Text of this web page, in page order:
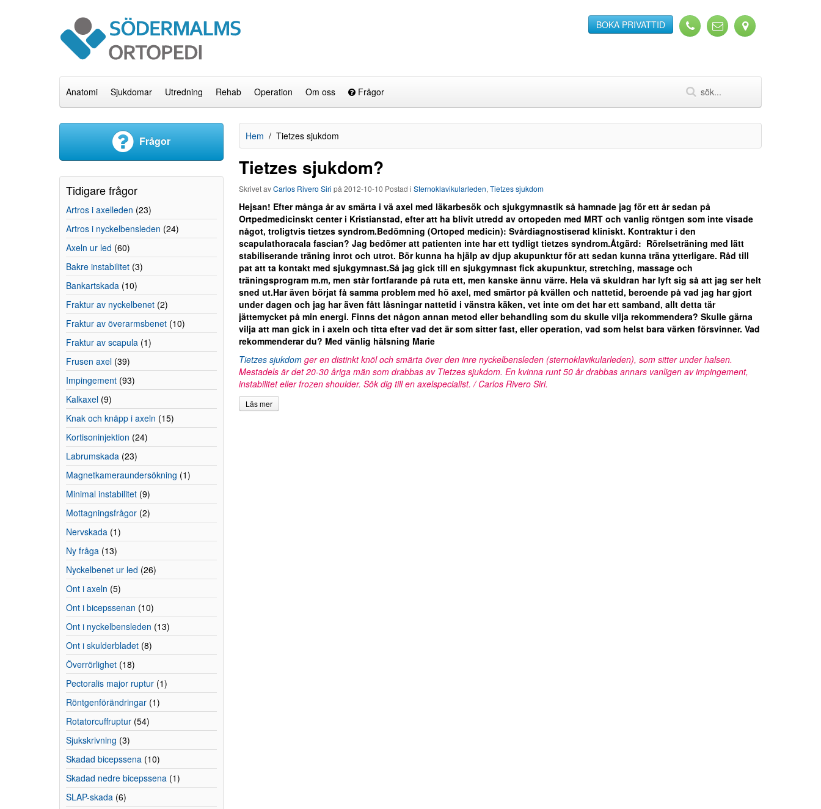
BOKA PRIVATTID
Anatomi Sjukdomar Utredning Rehab Operation Om oss Frågor
Hem Tietzes sjukdom
Tietzes sjukdom?
Skrivet avCarlos Rivero Siri på 2012-10-10 Postad i Sternoklavikularleden, Tietzes sjukdom
Hejsan! Efter många år av smärta i vä axel med läkarbesök och sjukgymnastik så hamnade jag för ett år sedan på
Ortpedmedicinskt center i Kristianstad, efter att ha blivit utredd av ortopeden med MRT och vanlig röntgen som inte visade
något, troligtvis tietzes syndrom.Bedömning (Ortoped medicin): Svårdiagnostiserad kliniskt. Kontraktur i den
scapulathoracala fascian? Jag bedömer att patienten inte har ett tydligt tietzes syndrom.Åtgärd: Rörelseträning med lätt
stabiliserande träning inrot och utrot. Bör kunna ha hjälp av djup akupunktur för att sedan kunna träna ytterligare. Råd till
pat att ta kontakt med sjukgymnast.Så jag gick till en sjukgymnast fick akupunktur, stretching, massage och
träningsprogram m.m, men står fortfarande på ruta ett, men kanske ännu värre. Hela vä skuldran har lyft sig så att jag ser helt
sned ut.Har även börjat få samma problem med hö axel, med smärtor på kvällen och nattetid, beroende på vad jag har gjort
under dagen och jag har även fått låsningar nattetid i vänstra käken, vet inte om det har ett samband, allt detta tär
jättemycket på min energi. Finns det någon annan metod eller behandling som du skulle vilja rekommendera? Skulle gärna
vilja att man gick in i axeln och titta efter vad det är som sitter fast, eller operation, vad som helst bara värken försvinner. Vad
rekommenderar du? Med vänlig hälsning Marie
Tietzes sjukdomger en distinkt knöl och smärta över den inre nyckelbensleden (sternoklavikularleden), som sitter under halsen.
Mestadels är det 20-30 åriga män som drabbas av Tietzes sjukdom. En kvinna runt 50 år drabbas annars vanligen av impingement,
instabilitet eller frozen shoulder. Sök dig till en axelspecialist. / Carlos Rivero Siri.
Läs mer
Frågor
Tidigare frågor
Artros i axelleden (23)
Artros i nyckelbensleden (24)
Axeln ur led (60)
Bakre instabilitet (3)
Bankartskada (10)
Fraktur av nyckelbenet (2)
Fraktur av överarmsbenet (10)
Fraktur av scapula (1)
Frusen axel (39)
Impingement (93)
Kalkaxel (9)
Knak och knäpp i axeln (15)
Kortisoninjektion (24)
Labrumskada (23)
Magnetkameraundersökning (1)
Minimal instabilitet (9)
Mottagningsfrågor (2)
Nervskada (1)
Ny fråga (13)
Nyckelbenet ur led (26)
Ont i axeln (5)
Ont i bicepssenan (10)
Ont i nyckelbensleden (13)
Ont i skulderbladet (8)
Överrörlighet (18)
Pectoralis major ruptur (1)
Röntgenförändringar (1)
Rotatorcuffruptur (54)
Sjukskrivning (3)
Skadad bicepssena (10)
Skadad nedre bicepssena (1)
SLAP-skada (6)